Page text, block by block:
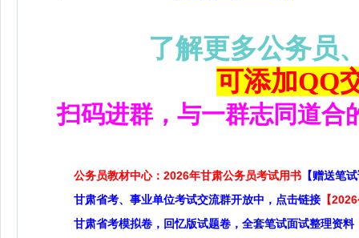
了解更多公务员
可添加QQ
扫码进群，与一群志同道合
公务员教材中心：2026年甘肃公务员考试用书 【赠送笔
甘肃省考、事业单位考试交流群开放中，点击链接 【
甘肃省考模拟卷，回忆版试题卷，全套笔试面试整理资料